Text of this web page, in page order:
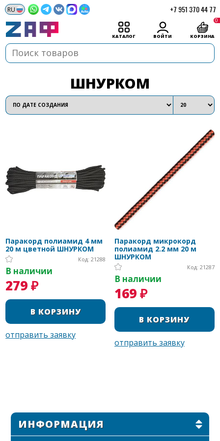
+7 951 370 44 77
КАТАЛОГ ВОЙТИ КОРЗИНА
0
ШНУРКОМ
Паракорд полиамид 4 мм
20 м цветной ШНУРКОМ
Код: 21288
В наличии
279 ₽
Паракорд микрокорд
полиамид 2.2 мм 20 м
ШНУРКОМ
Код: 21287
В наличии
169 ₽
ИНФОРМАЦИЯ